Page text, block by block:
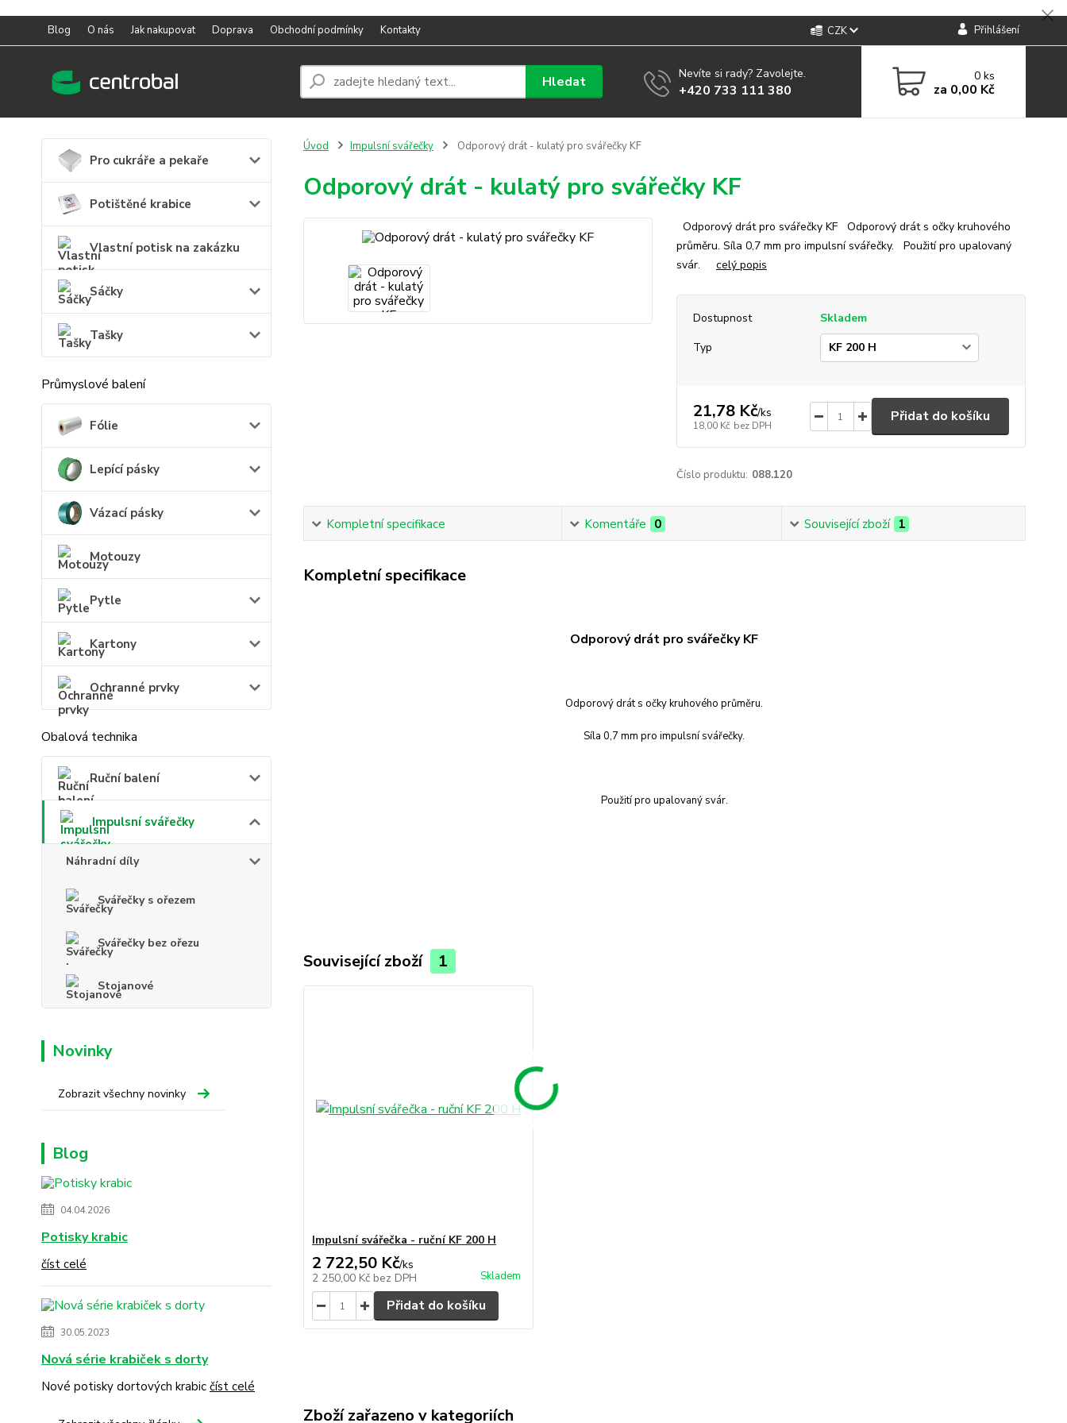
Blog O nás Jak nakupovat Doprava Obchodní podmínky Kontakty CZK Přihlášení
Hledat Nevíte si rady? Zavolejte.
+420 733 111 380
0ks
za 0,00 Kč
Pro cukráře a pekaře
Potištěné krabice
Vlastní potisk na zakázku
Sáčky
Tašky
Průmyslové balení
Fólie
Lepící pásky
Vázací pásky
Motouzy
Pytle
Kartony
Ochranné prvky
Obalová technika
Ruční balení
Impulsní svářečky
Náhradní díly
Svářečky s ořezem
Svářečky bez ořezu
Stojanové
Novinky
Zobrazit všechny novinky
Blog
04.04.2026
Potisky krabic
číst celé
30.05.2023
Nová série krabiček s dorty
Nové potisky dortových krabic číst celé
Úvod Impulsní svářečky Odporový drát - kulatý pro svářečky KF
Odporový drát - kulatý pro svářečky KF
Odporový drát pro svářečky KF Odporový drát s očky kruhového
průměru. Síla 0,7 mm pro impulsní svářečky. Použití pro upalovaný
svár. celý popis
Dostupnost
Skladem
Typ
21,78 Kč/ks
18,00 Kč bez DPH
Přidat do košíku
Číslo produktu: 088.120
Kompletní specifikace Komentáře 0 Související zboží 1
Kompletní specifikace
Odporový drát pro svářečky KF
Odporový drát s očky kruhového průměru.
Síla 0,7 mmpro impulsní svářečky.
Použití pro upalovaný svár.
Související zboží 1
Impulsní svářečka - ruční KF 200 H
2 722,50 Kč/ks
2 250,00 Kč bez DPH Skladem
Přidat do košíku
Zboží zařazeno v kategoriích